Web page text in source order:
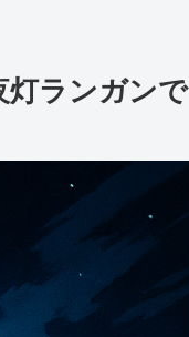
灯ランガンで